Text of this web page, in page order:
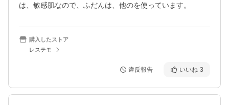
は、敏感肌なので、ふだんは、他のを使っています。
購入したストア
レステモ
違反報告 いいね 3